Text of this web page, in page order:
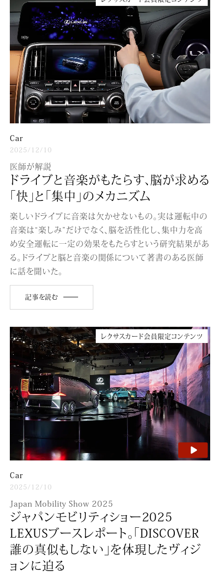
Car
2025/12/10
医師が解説
ドライブと音楽がもたらす、脳が求める
「快」と「集中」のメカニズム
楽しいドライブに音楽は欠かせないもの。実は運転中の
音楽は“楽しみ”だけでなく、脳を活性化し、集中力を高
め安全運転に一定の効果をもたらすという研究結果があ
る。ドライブと脳と音楽の関係について著書のある医師
に話を聞いた。
記事を読む
レクサスカード会員限定コンテンツ
Car
2025/12/10
Japan Mobility Show 2025
ジャパンモビリティショー2025
LEXUSブースレポート。「DISCOVER
誰の真似もしない」を体現したヴィジ
ョンに迫る